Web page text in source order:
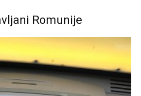
Romunije